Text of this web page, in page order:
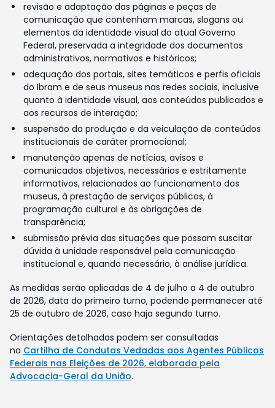
revisão e adaptação das páginas e peças de
comunicação que contenham marcas, slogans ou
elementos da identidade visual do atual Governo
Federal, preservada a integridade dos documentos
administrativos, normativos e históricos;
adequação dos portais, sites temáticos e perfis oficiais
do Ibram e de seus museus nas redes sociais, inclusive
quanto à identidade visual, aos conteúdos publicados e
aos recursos de interação;
suspensão da produção e da veiculação de conteúdos
institucionais de caráter promocional;
manutenção apenas de notícias, avisos e
comunicados objetivos, necessários e estritamente
informativos, relacionados ao funcionamento dos
museus, à prestação de serviços públicos, à
programação cultural e às obrigações de
transparência;
submissão prévia das situações que possam suscitar
dúvida à unidade responsável pela comunicação
institucional e, quando necessário, à análise jurídica.
As medidas serão aplicadas de 4 de julho a 4 de outubro
de 2026, data do primeiro turno, podendo permanecer até
25 de outubro de 2026, caso haja segundo turno.
Orientações detalhadas podem ser consultadas
na Cartilha de Condutas Vedadas aos Agentes Públicos
Federais nas Eleições de 2026, elaborada pela
Advocacia-Geral da União.